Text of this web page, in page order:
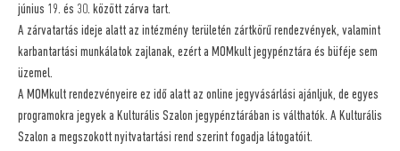
június 19. és 30. között zárva tart.
A zárvatartás ideje alatt az intézmény területén zártkörű rendezvények, valamint
karbantartási munkálatok zajlanak, ezért a MOMkult jegypénztára és büféje sem
üzemel.
A MOMkult rendezvényeire ez idő alatt az online jegyvásárlási ajánljuk, de egyes
programokra jegyek a Kulturális Szalon jegypénztárában is válthatók. A Kulturális
Szalon a megszokott nyitvatartási rend szerint fogadja látogatóit.